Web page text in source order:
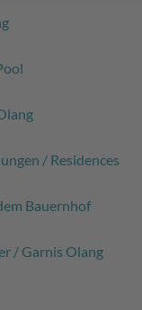
/ Residences
Bauernhof
/ Garnis Olang